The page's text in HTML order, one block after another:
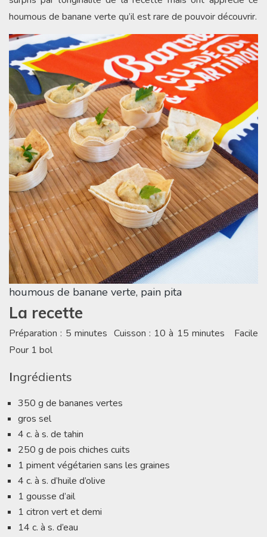
houmous de banane verte qu’il est rare de pouvoir découvrir.
houmous de banane verte, pain pita
La recette
Préparation : 5 minutes Cuisson : 10 à 15 minutes Facile
Pour 1 bol
Ingrédients
350 g de bananes vertes
gros sel
4 c. à s. de tahin
250 g de pois chiches cuits
1 piment végétarien sans les graines
4 c. à s. d’huile d’olive
1 gousse d’ail
1 citron vert et demi
14 c. à s. d’eau